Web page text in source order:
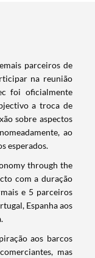
parceiros de
na reunião
foi oficialmente
a troca de
sobre aspectos
ao
esperados.
through the
com a duração
e 5 parceiros
Espanha aos
aos barcos
mas